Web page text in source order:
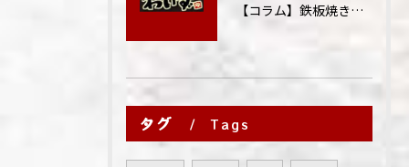
【コラム】鉄板焼きが"コミュニケーション飯"と呼ばれる理由
タグ Tags